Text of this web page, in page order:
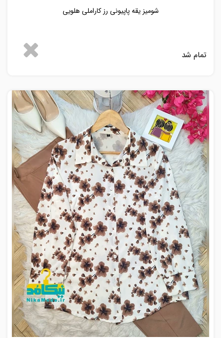
شومیز یقه پاپیونی رز کاراملی هلویی
تمام شد